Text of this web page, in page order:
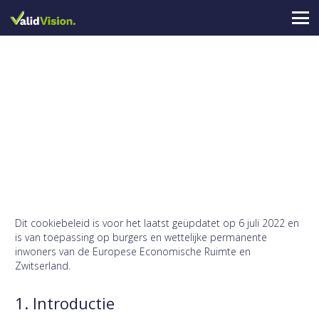
Dit cookiebeleid is voor het laatst geüpdatet op 6 juli 2022 en
is van toepassing op burgers en wettelijke permanente
inwoners van de Europese Economische Ruimte en
Zwitserland.
1. Introductie